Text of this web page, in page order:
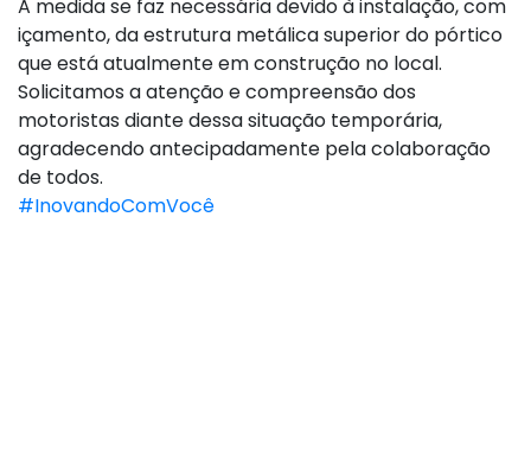
A medida se faz necessária devido à instalação, com
içamento, da estrutura metálica superior do pórtico
que está atualmente em construção no local.
Solicitamos a atenção e compreensão dos
motoristas diante dessa situação temporária,
agradecendo antecipadamente pela colaboração
de todos.
#InovandoComVocê